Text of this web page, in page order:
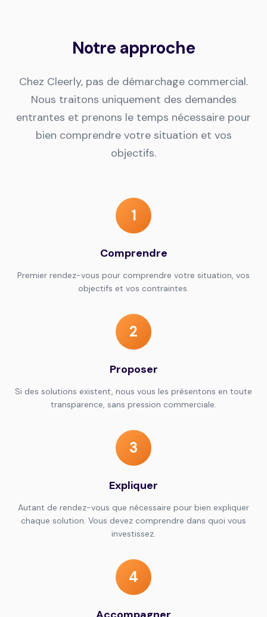
Notre approche
Chez Cleerly, pas de démarchage commercial.
Nous traitons uniquement des demandes
entrantes et prenons le temps nécessaire pour
bien comprendre votre situation et vos
objectifs.
1
Comprendre
Premier rendez-vous pour comprendre votre situation, vos
objectifs et vos contraintes.
2
Proposer
Si des solutions existent, nous vous les présentons en toute
transparence, sans pression commerciale.
3
Expliquer
Autant de rendez-vous que nécessaire pour bien expliquer
chaque solution. Vous devez comprendre dans quoi vous
investissez.
4